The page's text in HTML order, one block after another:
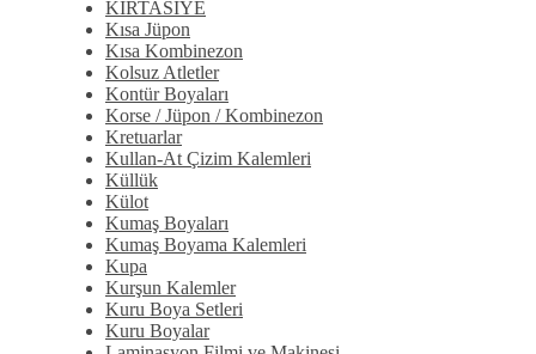
KIRTASİYE
Kısa Jüpon
Kısa Kombinezon
Kolsuz Atletler
Kontür Boyaları
Korse / Jüpon / Kombinezon
Kretuarlar
Kullan-At Çizim Kalemleri
Küllük
Külot
Kumaş Boyaları
Kumaş Boyama Kalemleri
Kupa
Kurşun Kalemler
Kuru Boya Setleri
Kuru Boyalar